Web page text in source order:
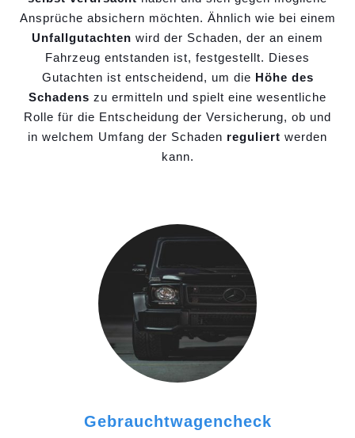
Ansprüche absichern möchten. Ähnlich wie bei einem
Unfallgutachten wird der Schaden, der an einem
Fahrzeug entstanden ist, festgestellt. Dieses
Gutachten ist entscheidend, um die Höhe des
Schadens zu ermitteln und spielt eine wesentliche
Rolle für die Entscheidung der Versicherung, ob und
in welchem Umfang der Schaden reguliert werden
kann.
Gebrauchtwagencheck